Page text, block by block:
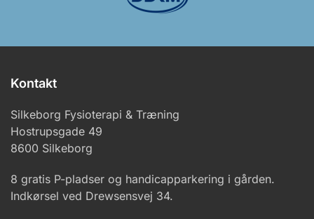
Kontakt
Silkeborg Fysioterapi & Træning
Hostrupsgade 49
8600 Silkeborg
8 gratis P-pladser og handicapparkering i gården.
Indkørsel ved Drewsensvej 34.